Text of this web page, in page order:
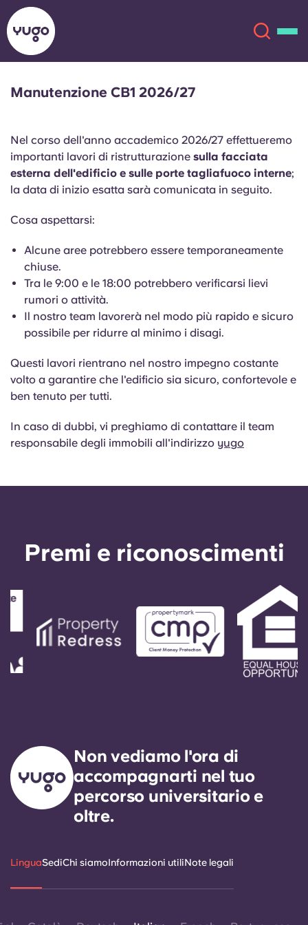
Sedi
Altro
Account Lingua
English (GB)
Español
Italian
Portuguese
Seleziona un paese
Seleziona una residenza
Prenota ora
English (US)
Español
Català
Italian French
Portuguese
Manutenzione CB1 2026/27
Nel corso dell'anno accademico 2026/27 effettueremo
importanti lavori di ristrutturazione sulla facciata
esterna dell'edificio e sulle porte tagliafuoco interne;
la data di inizio esatta sarà comunicata in seguito.
Cosa aspettarsi:
Alcune aree potrebbero essere temporaneamente
chiuse.
Tra le 9:00 e le 18:00 potrebbero verificarsi lievi
rumori o attività.
Il nostro team lavorerà nel modo più rapido e sicuro
possibile per ridurre al minimo i disagi.
Questi lavori rientrano nel nostro impegno costante
volto a garantire che l'edificio sia sicuro, confortevole e
ben tenuto per tutti.
In caso di dubbi, vi preghiamo di contattare il team
responsabile degli immobili all'indirizzo yugo
Premi e riconoscimenti
Non vediamo l'ora di
accompagnarti nel tuo
percorso universitario e
oltre.
LinguaSediChi siamoInformazioni utiliNote legali